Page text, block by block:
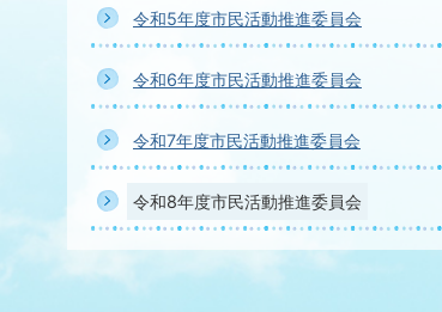
令和5年度市民活動推進委員会
令和6年度市民活動推進委員会
令和7年度市民活動推進委員会
令和8年度市民活動推進委員会